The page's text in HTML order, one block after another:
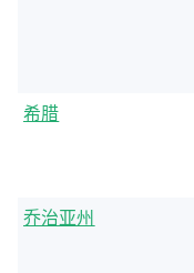
希腊
乔治亚州